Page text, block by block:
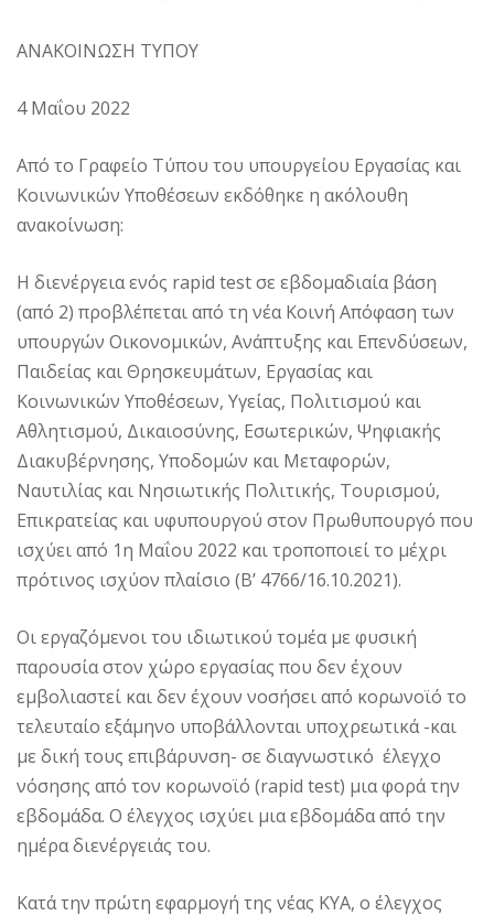
ΑΝΑΚΟΙΝΩΣΗ ΤΥΠΟΥ
4 Μαΐου 2022
Από το Γραφείο Τύπου του υπουργείου Εργασίας και
Κοινωνικών Υποθέσεων εκδόθηκε η ακόλουθη
ανακοίνωση:
Η διενέργεια ενός rapid test σε εβδομαδιαία βάση
(από 2) προβλέπεται από τη νέα Κοινή Απόφαση των
υπουργών Οικονομικών, Ανάπτυξης και Επενδύσεων,
Παιδείας και Θρησκευμάτων, Εργασίας και
Κοινωνικών Υποθέσεων, Υγείας, Πολιτισμού και
Αθλητισμού, Δικαιοσύνης, Εσωτερικών, Ψηφιακής
Διακυβέρνησης, Υποδομών και Μεταφορών,
Ναυτιλίας και Νησιωτικής Πολιτικής, Τουρισμού,
Επικρατείας και υφυπουργού στον Πρωθυπουργό που
ισχύει από 1η Μαΐου 2022 και τροποποιεί το μέχρι
πρότινος ισχύον πλαίσιο (Β’ 4766/16.10.2021).
Οι εργαζόμενοι του ιδιωτικού τομέα με φυσική
παρουσία στον χώρο εργασίας που δεν έχουν
εμβολιαστεί και δεν έχουν νοσήσει από κορωνοϊό το
τελευταίο εξάμηνο υποβάλλονται υποχρεωτικά -και
με δική τους επιβάρυνση- σε διαγνωστικό έλεγχο
νόσησης από τον κορωνοϊό (rapid test) μια φορά την
εβδομάδα. Ο έλεγχος ισχύει μια εβδομάδα από την
ημέρα διενέργειάς του.
Κατά την πρώτη εφαρμογή της νέας ΚΥΑ, ο έλεγχος